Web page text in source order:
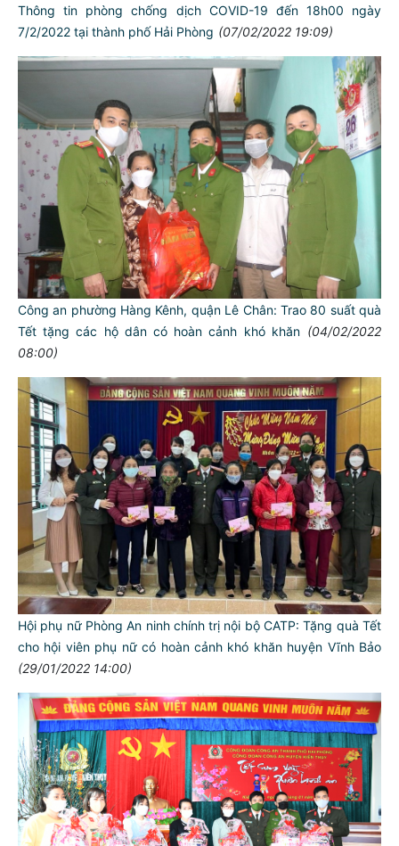
Thông tin phòng chống dịch COVID-19 đến 18h00 ngày
7/2/2022 tại thành phố Hải Phòng (07/02/2022 19:09)
Công an phường Hàng Kênh, quận Lê Chân: Trao 80 suất quà
Tết tặng các hộ dân có hoàn cảnh khó khăn (04/02/2022
08:00)
Hội phụ nữ Phòng An ninh chính trị nội bộ CATP: Tặng quà Tết
cho hội viên phụ nữ có hoàn cảnh khó khăn huyện Vĩnh Bảo
(29/01/2022 14:00)